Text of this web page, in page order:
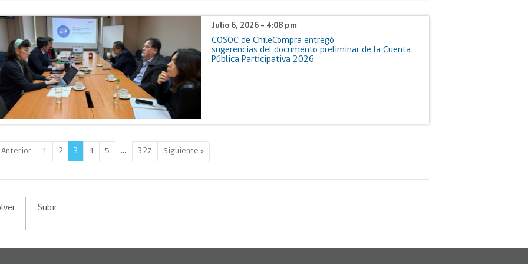
Julio 6, 2026 - 4:08 pm
COSOC de ChileCompra entregó
sugerencias del documento preliminar de la Cuenta
Pública Participativa 2026
Anterior 1 2 3 4 5 … 327 Siguiente »
Subir